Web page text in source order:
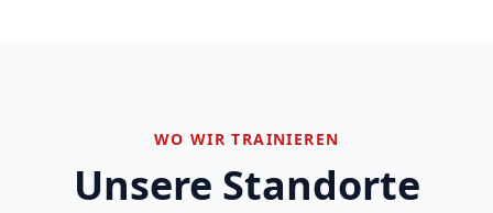
WO WIR TRAINIEREN
Unsere Standorte